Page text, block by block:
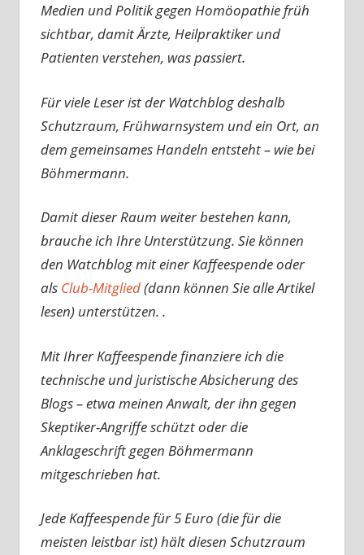
Medien und Politik gegen Homöopathie früh
sichtbar, damit Ärzte, Heilpraktiker und
Patienten verstehen, was passiert.
Für viele Leser ist der Watchblog deshalb
Schutzraum, Frühwarnsystem und ein Ort, an
dem gemeinsames Handeln entsteht – wie bei
Böhmermann.
Damit dieser Raum weiter bestehen kann,
brauche ich Ihre Unterstützung. Sie können
den Watchblog mit einer Kaffeespende oder
als Club-Mitglied(dann können Sie alle Artikel
lesen) unterstützen. .
Mit Ihrer Kaffeespende finanziere ich die
technische und juristische Absicherung des
Blogs – etwa meinen Anwalt, der ihn gegen
Skeptiker-Angriffe schützt oder die
Anklageschrift gegen Böhmermann
mitgeschrieben hat.
Jede Kaffeespende für 5 Euro (die für die
meisten leistbar ist) hält diesen Schutzraum